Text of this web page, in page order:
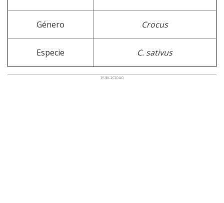
Género Crocus
Especie C. sativus